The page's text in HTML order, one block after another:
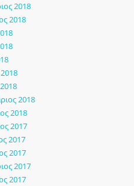
2018
2018
2018
2018
2017
2017
2017
2017
2017